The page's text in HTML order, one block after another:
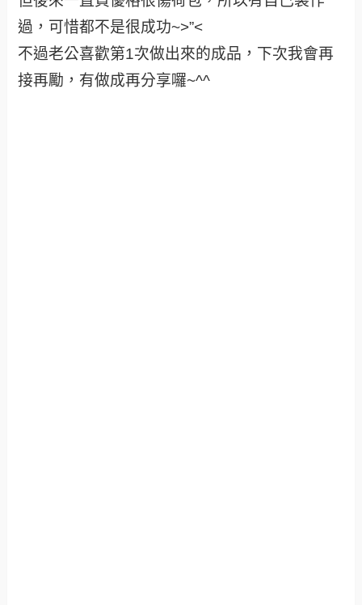
過，可惜都不是很成功~>”<
不過老公喜歡第1次做出來的成品，下次我會再
接再勵，有做成再分享囉~^^